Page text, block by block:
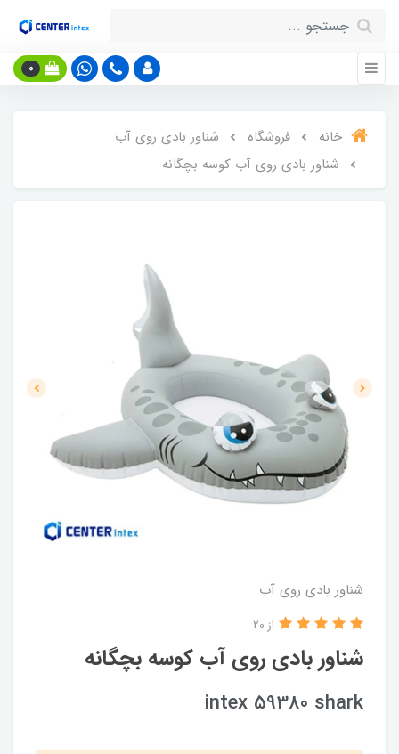
0
خانه فروشگاه
شناور بادی روی آب
شناور بادی روی آب کوسه بچگانه
شناور بادی روی آب
شناور بادی روی آب کوسه بچگانه
از 20
intex 59380 shark